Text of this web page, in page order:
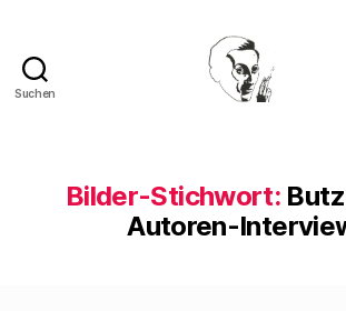
Suchen
Bilder-Stichwort:
Autoren-